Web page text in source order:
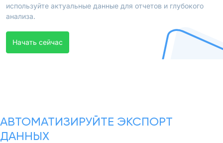
используйте актуальные данные для отчетов и глубокого
анализа.
Начать сейчас
АВТОМАТИЗИРУЙТЕ ЭКСПОРТ
ДАННЫХ